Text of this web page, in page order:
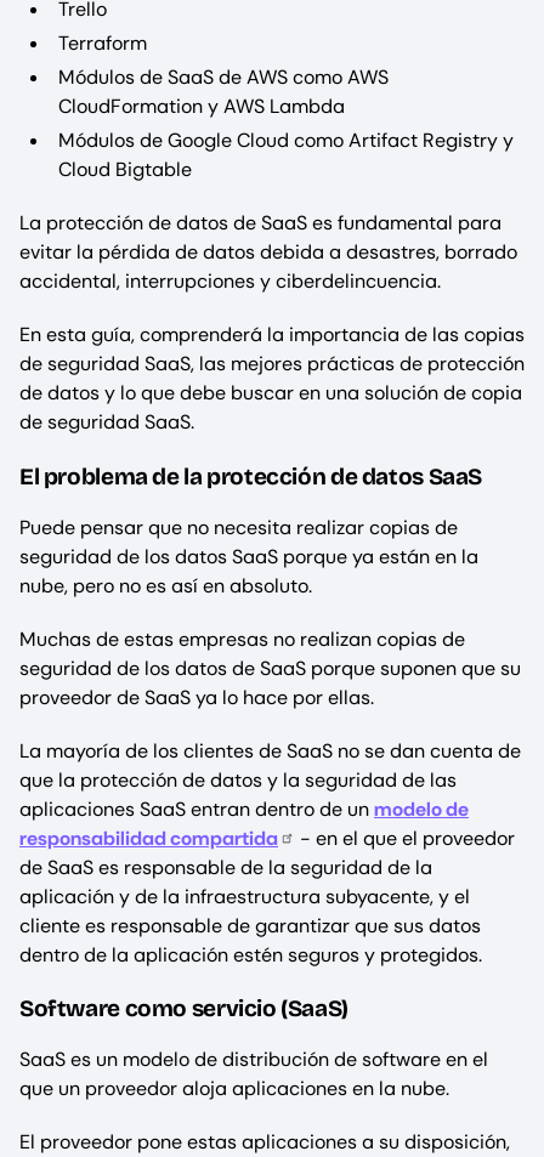
Trello
Terraform
Módulos de SaaS de AWS como AWS
CloudFormation y AWS Lambda
Módulos de Google Cloud como Artifact Registry y
Cloud Bigtable
La protección de datos de SaaS es fundamental para
evitar la pérdida de datos debida a desastres, borrado
accidental, interrupciones y ciberdelincuencia.
En esta guía, comprenderá la importancia de las copias
de seguridad SaaS, las mejores prácticas de protección
de datos y lo que debe buscar en una solución de copia
de seguridad SaaS.
El problema de la protección de datos SaaS
Puede pensar que no necesita realizar copias de
seguridad de los datos SaaS porque ya están en la
nube, pero no es así en absoluto.
Muchas de estas empresas no realizan copias de
seguridad de los datos de SaaS porque suponen que su
proveedor de SaaS ya lo hace por ellas.
La mayoría de los clientes de SaaS no se dan cuenta de
que la protección de datos y la seguridad de las
aplicaciones SaaS entran dentro de unmodelo de
responsabilidad compartida
- en el que el proveedor
de SaaS es responsable de la seguridad de la
aplicación y de la infraestructura subyacente, y el
cliente es responsable de garantizar que sus datos
dentro de la aplicación estén seguros y protegidos.
Software como servicio (SaaS)
SaaS es un modelo de distribución de software en el
que un proveedor aloja aplicaciones en la nube.
El proveedor pone estas aplicaciones a su disposición,